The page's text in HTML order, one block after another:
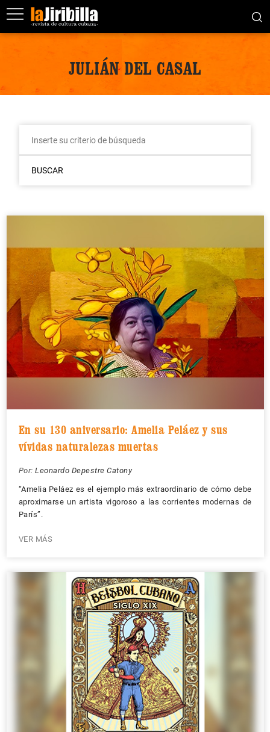
JULIÁN DEL CASAL
BUSCAR
En su 130 aniversario: Amelia Peláez y sus
vívidas naturalezas muertas
Por: Leonardo Depestre Catony
“Amelia Peláez es el ejemplo más extraordinario de cómo debe
aproximarse un artista vigoroso a las corrientes modernas de
París”.
VER MÁS